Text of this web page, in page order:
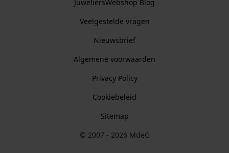
JuweliersWebshop Blog
Veelgestelde vragen
Nieuwsbrief
Algemene voorwaarden
Privacy Policy
Cookiebeleid
Sitemap
© 2007 - 2026 MdeG